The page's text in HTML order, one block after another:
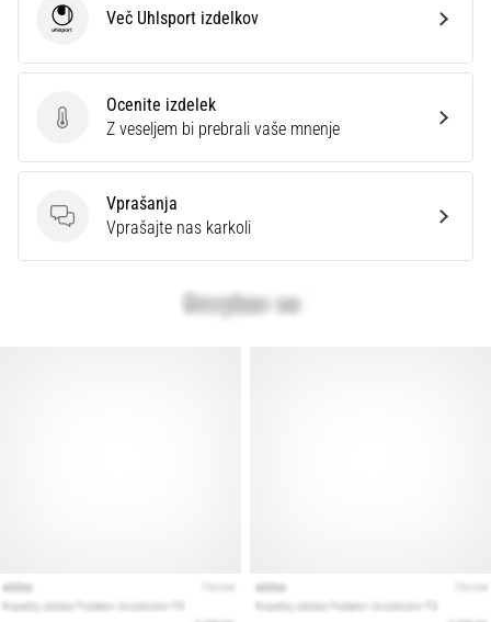
Ocenite izdelek
Ocenite izdelek
Z veseljem bi prebrali vaše mnenje
Vprašanja
Vprašanja
Vprašajte nas karkoli
UhlsportVeč Uhlsport izdelkov